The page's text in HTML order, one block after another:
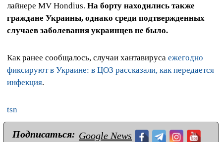
лайнере MV Hondius. На борту находились также
граждане Украины, однако среди подтвержденных
случаев заболевания украинцев не было.
Как ранее сообщалось, случаи хантавируса ежегодно
фиксируют в Украине: в ЦОЗ рассказали, как передается
инфекция.
tsn
Подписаться: Google News